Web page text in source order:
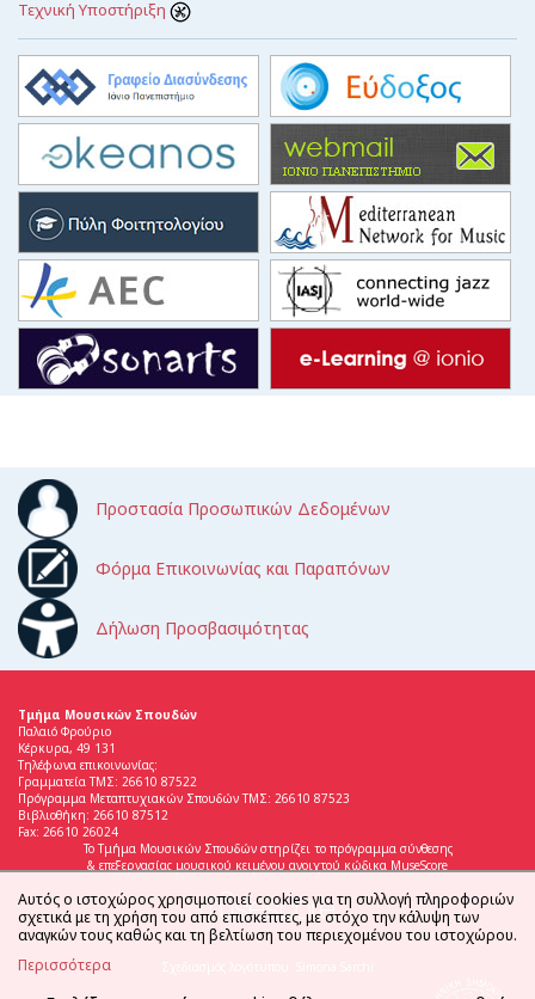
Τεχνική Υποστήριξη
Προστασία Προσωπικών Δεδομένων
Φόρμα Επικοινωνίας και Παραπόνων
Δήλωση Προσβασιμότητας
Τμήμα Μουσικών Σπουδών
Παλαιό Φρούριο
Κέρκυρα, 49 131
Τηλέφωνα επικοινωνίας:
Γραμματεία ΤΜΣ: 26610 87522
Πρόγραμμα Μεταπτυχιακών Σπουδών ΤΜΣ: 26610 87523
Βιβλιοθήκη: 26610 87512
Fax: 26610 26024
Το Τμήμα Μουσικών Σπουδών στηρίζει το πρόγραμμα σύνθεσης
& επεξεργασίας μουσικού κειμένου ανοιχτού κώδικα MuseScore
Αυτός ο ιστοχώρος χρησιμοποιεί cookies για τη συλλογή πληροφοριών
σχετικά με τη χρήση του από επισκέπτες, με στόχο την κάλυψη των
αναγκών τους καθώς και τη βελτίωση του περιεχομένου του ιστοχώρου.
Περισσότερα